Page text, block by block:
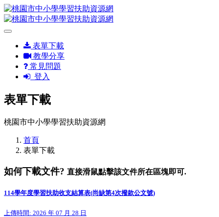
表單下載
教學分享
常見問題
登入
表單下載
桃園市中小學學習扶助資源網
首頁
表單下載
如何下載文件? 直接滑鼠點擊該文件所在區塊即可.
114學年度學習扶助收支結算表(尚缺第4次撥款公文號)
上傳時間: 2026 年 07 月 28 日